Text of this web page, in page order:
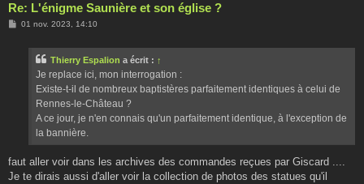
Re: L'énigme Saunière et son église ?
M01 nov. 2023, 14:10
Thierry Espalion a écrit : ↑
Je replace ici, mon interrogation :
Existe-t-il de nombreux baptistères parfaitement identiques à celui de
Rennes-le-Château ?
A ce jour, je n'en connais qu'un parfaitement identique, à l'exception de
la bannière.
faut aller voir dans les archives des commandes reçues par Giscard ....
Je te dirais aussi d'aller voir la collection de photos des statues qu'il